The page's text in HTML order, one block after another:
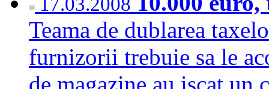
Teama de dublarea
furnizorii trebuie sa le